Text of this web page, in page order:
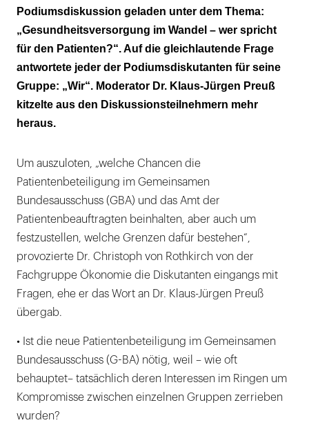
Podiumsdiskussion geladen unter dem Thema:
„Gesundheitsversorgung im Wandel – wer spricht
für den Patienten?“. Auf die gleichlautende Frage
antwortete jeder der Podiumsdiskutanten für seine
Gruppe: „Wir“. Moderator Dr. Klaus-Jürgen Preuß
kitzelte aus den Diskussionsteilnehmern mehr
heraus.
Um auszuloten, „welche Chancen die
Patientenbeteiligung im Gemeinsamen
Bundesausschuss (GBA) und das Amt der
Patientenbeauftragten beinhalten, aber auch um
festzustellen, welche Grenzen dafür bestehen“,
provozierte Dr. Christoph von Rothkirch von der
Fachgruppe Ökonomie die Diskutanten eingangs mit
Fragen, ehe er das Wort an Dr. Klaus-Jürgen Preuß
übergab.
• Ist die neue Patientenbeteiligung im Gemeinsamen
Bundesausschuss (G-BA) nötig, weil – wie oft
behauptet– tatsächlich deren Interessen im Ringen um
Kompromisse zwischen einzelnen Gruppen zerrieben
wurden?